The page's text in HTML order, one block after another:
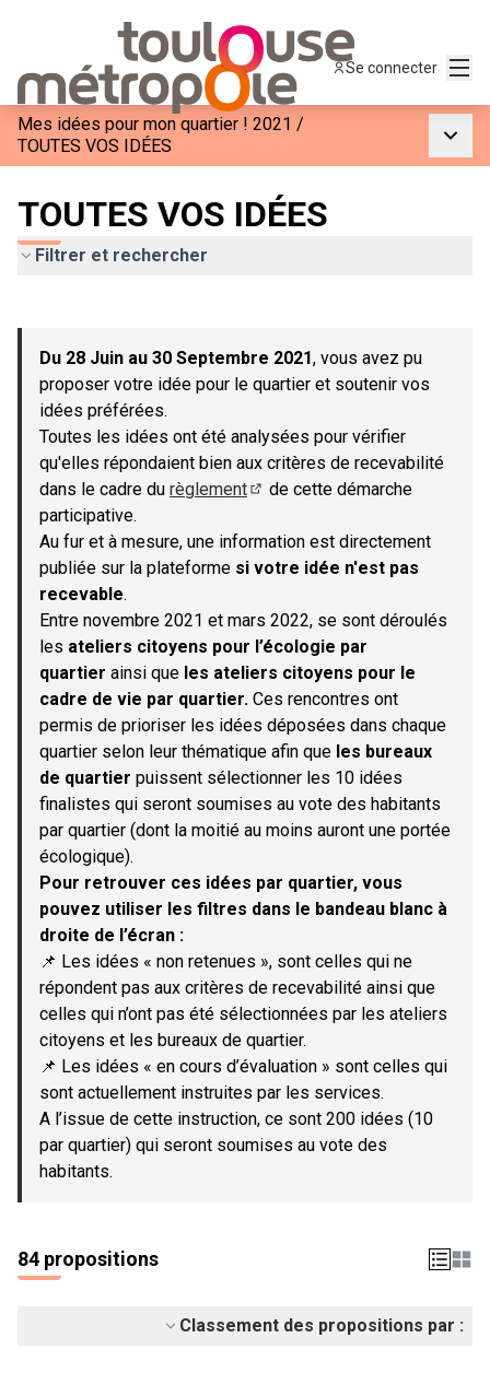
Se connecter
Mes idées pour mon quartier ! 2021 /
TOUTES VOS IDÉES
TOUTES VOS IDÉES
Filtrer et rechercher
−
Du 28 Juin au 30 Septembre 2021, vous avez pu
proposer votre idée pour le quartier et soutenir vos
idées préférées.
Toutes les idées ont été analysées pour vérifier
qu'elles répondaient bien aux critères de recevabilité
dans le cadre du règlement
de cette démarche
participative.
Au fur et à mesure, une information est directement
publiée sur la plateforme si votre idée n'est pas
recevable.
Entre novembre 2021 et mars 2022, se sont déroulés
les ateliers citoyens pour l’écologie par
quartier ainsi que les ateliers citoyens pour le
cadre de vie par quartier. Ces rencontres ont
permis de prioriser les idées déposées dans chaque
quartier selon leur thématique afin que les bureaux
de quartier puissent sélectionner les 10 idées
finalistes qui seront soumises au vote des habitants
par quartier (dont la moitié au moins auront une portée
écologique).
Pour retrouver ces idées par quartier, vous
pouvez utiliser les filtres dans le bandeau blanc à
droite de l’écran :
📌 Les idées « non retenues », sont celles qui ne
répondent pas aux critères de recevabilité ainsi que
celles qui n’ont pas été sélectionnées par les ateliers
citoyens et les bureaux de quartier.
📌 Les idées « en cours d’évaluation » sont celles qui
sont actuellement instruites par les services.
A l’issue de cette instruction, ce sont 200 idées (10
par quartier) qui seront soumises au vote des
habitants.
84 propositions
Classement des propositions par :